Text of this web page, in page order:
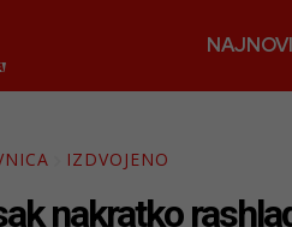
IZDVOJENO
nakratko